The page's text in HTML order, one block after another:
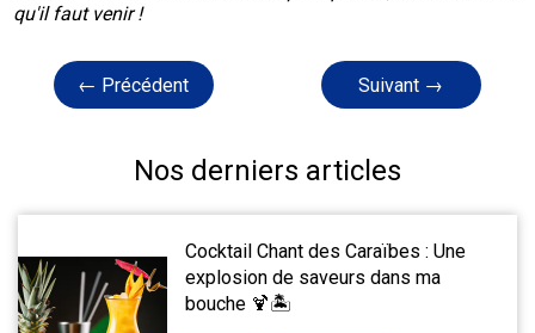
qu'il faut venir !
← Précédent Suivant →
Nos derniers articles
Cocktail Chant des Caraïbes : Une
explosion de saveurs dans ma
bouche 🍹🏝️